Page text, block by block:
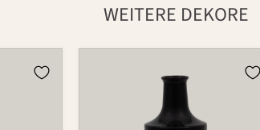
WEITERE DEKORE